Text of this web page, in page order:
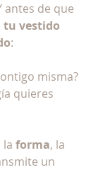
antes de que
tu vestido
:
misma?
quieres
la forma, la
un